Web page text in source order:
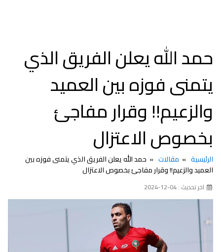
حمد الله يعلن الفريق الذي
يتمنى فوزه بين العميد
والزعيم!! وقرار مفاجئ
بخصوص الاعتزال
الرئيسية مقالات
حمد الله يعلن الفريق الذي يتمنى فوزه بين
العميد والزعيم!! وقرار مفاجئ بخصوص الاعتزال
اخر تحديث : 04-12-2024